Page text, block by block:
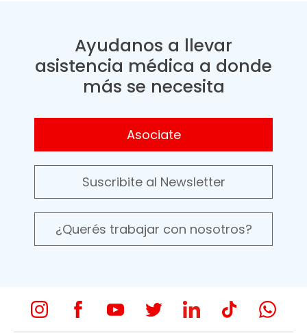
Ayudanos a llevar
asistencia médica a donde
más se necesita
Asociate
Suscribite al Newsletter
¿Querés trabajar con nosotros?